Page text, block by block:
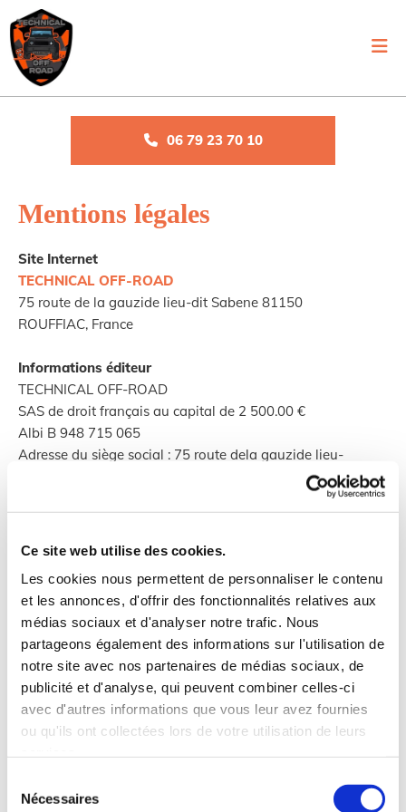
Ce site web utilise des cookies.
Les cookies nous permettent de personnaliser le contenu
et les annonces, d'offrir des fonctionnalités relatives aux
médias sociaux et d'analyser notre trafic. Nous
partageons également des informations sur l'utilisation de
notre site avec nos partenaires de médias sociaux, de
publicité et d'analyse, qui peuvent combiner celles-ci
avec d'autres informations que vous leur avez fournies
ou qu'ils ont collectées lors de votre utilisation de leurs
Nécessaires
06 79 23 70 10
Mentions légales
Site Internet
TECHNICAL OFF-ROAD
75 route de la gauzide lieu-dit Sabene 81150
ROUFFIAC, France
Informations éditeur
TECHNICAL OFF-ROAD
SAS de droit français au capital de 2 500.00 €
Albi B 948 715 065
Adresse du siège social : 75 route dela gauzide lieu-
Directeur de la publication
Hébergeur
Orange SA
SA au capital de 10 640 226 396 euros
RCS Nanterre B 380 129 866
Siège social : 111, quai du Président Roosevelt 92130
Issy-les-Moulineaux et domiciliée pour les besoins des
présentes : Business Unit Pro PME France - 1 avenue
Nelson Mandela – 94745 ARCUEIL